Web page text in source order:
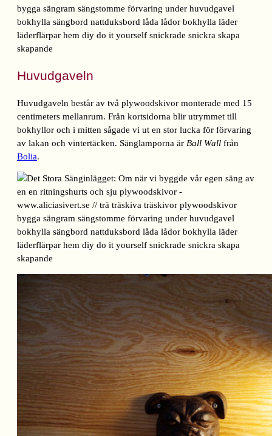
Huvudgaveln
Huvudgaveln består av två plywoodskivor monterade med 15
centimeters mellanrum. Från kortsidorna blir utrymmet till
bokhyllor och i mitten sågade vi ut en stor lucka för förvaring
av lakan och vintertäcken. Sänglamporna är Ball Wall från
Bolia.